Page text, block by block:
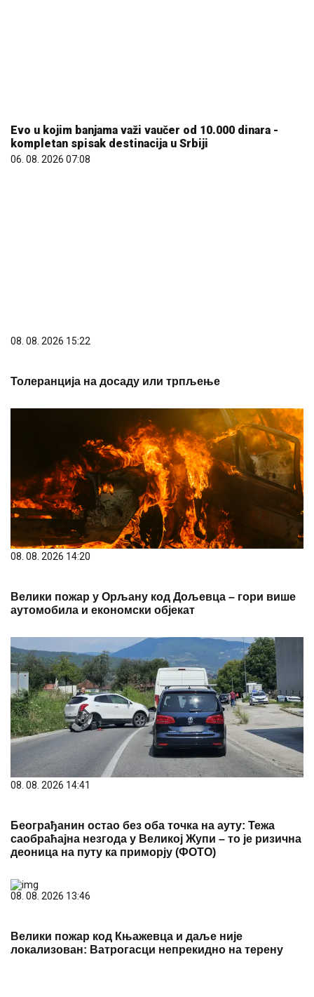
08. 08. 2026 14:20
Велики пожар у Орљану код Дољевца – гори више
аутомобила и економски објекат
08. 08. 2026 14:41
Београђанин остао без оба точка на ауту: Тежа
саобраћајна незгода у Великој Жупи – то је ризична
деоница на путу ка приморју (ФОТО)
Велики пожар код Књажевца и даље није